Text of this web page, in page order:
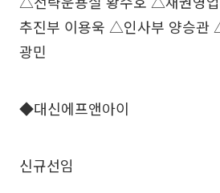
추진부 이용욱 △인사부 양승관
광민
◆대신에프앤아이
신규선임